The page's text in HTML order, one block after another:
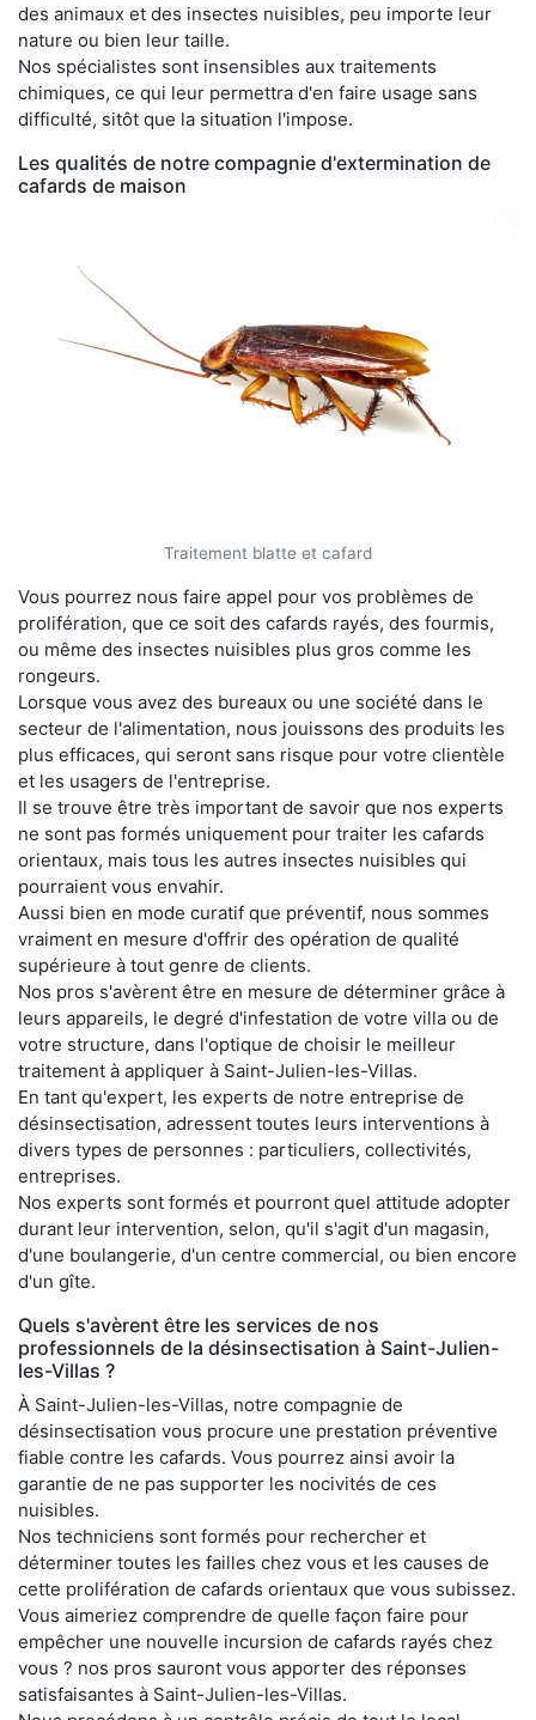
des animaux et des insectes nuisibles, peu importe leur
nature ou bien leur taille.
Nos spécialistes sont insensibles aux traitements
chimiques, ce qui leur permettra d'en faire usage sans
difficulté, sitôt que la situation l'impose.
Les qualités de notre compagnie d'extermination de
cafards de maison
Traitement blatte et cafard
Vous pourrez nous faire appel pour vos problèmes de
prolifération, que ce soit des cafards rayés, des fourmis,
ou même des insectes nuisibles plus gros comme les
rongeurs.
Lorsque vous avez des bureaux ou une société dans le
secteur de l'alimentation, nous jouissons des produits les
plus efficaces, qui seront sans risque pour votre clientèle
et les usagers de l'entreprise.
Il se trouve être très important de savoir que nos experts
ne sont pas formés uniquement pour traiter les cafards
orientaux, mais tous les autres insectes nuisibles qui
pourraient vous envahir.
Aussi bien en mode curatif que préventif, nous sommes
vraiment en mesure d'offrir des opération de qualité
supérieure à tout genre de clients.
Nos pros s'avèrent être en mesure de déterminer grâce à
leurs appareils, le degré d'infestation de votre villa ou de
votre structure, dans l'optique de choisir le meilleur
traitement à appliquer à Saint-Julien-les-Villas.
En tant qu'expert, les experts de notre entreprise de
désinsectisation, adressent toutes leurs interventions à
divers types de personnes : particuliers, collectivités,
entreprises.
Nos experts sont formés et pourront quel attitude adopter
durant leur intervention, selon, qu'il s'agit d'un magasin,
d'une boulangerie, d'un centre commercial, ou bien encore
d'un gîte.
Quels s'avèrent être les services de nos
professionnels de la désinsectisation à Saint-Julien-
les-Villas ?
À Saint-Julien-les-Villas, notre compagnie de
désinsectisation vous procure une prestation préventive
fiable contre les cafards. Vous pourrez ainsi avoir la
garantie de ne pas supporter les nocivités de ces
nuisibles.
Nos techniciens sont formés pour rechercher et
déterminer toutes les failles chez vous et les causes de
cette prolifération de cafards orientaux que vous subissez.
Vous aimeriez comprendre de quelle façon faire pour
empêcher une nouvelle incursion de cafards rayés chez
vous ? nos pros sauront vous apporter des réponses
satisfaisantes à Saint-Julien-les-Villas.